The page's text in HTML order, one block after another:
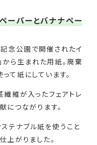
ーパーとバナナペー
念公園で開催されたイ
ら生まれた用紙。廃棄
て紙にしています。
繊維が入ったフェアトレ
につながります。
テナブル紙を使うこと
上がりました。